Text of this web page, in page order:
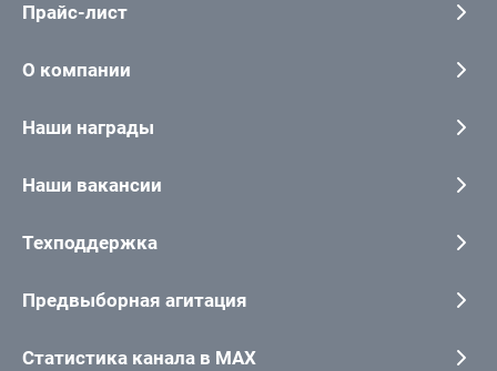
Прайс-лист
О компании
Наши награды
Наши вакансии
Техподдержка
Предвыборная агитация
Статистика канала в MAX